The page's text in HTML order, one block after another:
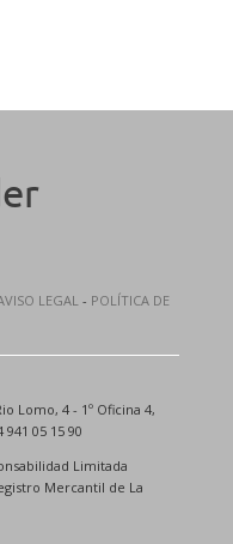
LEGAL - POLÍTICA DE
Lomo, 4 - 1º Oficina 4,
05 15 90
Limitada
Mercantil de La